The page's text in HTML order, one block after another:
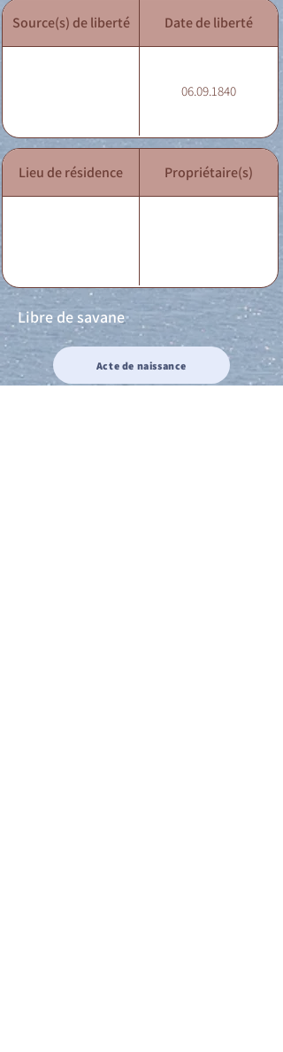
Source(s) de liberté Date de liberté
06.09.1840
Lieu de résidence Propriétaire(s)
Libre de savane
Acte de naissance